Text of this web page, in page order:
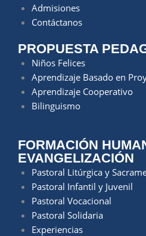
Admisiones
Contáctanos
PROPUESTA
Niños Felices
Aprendizaje Basado en
Aprendizaje Cooperativo
Bilinguismo
FORMACIÓN
EVANGELIZACIÓN
Pastoral Litúrgica y
Pastoral Infantil y Juvenil
Pastoral Vocacional
Pastoral Solidaria
Experiencias